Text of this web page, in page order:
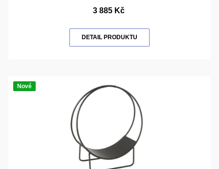
3 885 Kč
DETAIL PRODUKTU
Nové